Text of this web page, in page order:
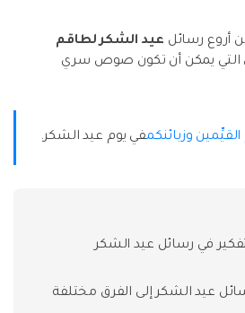
رسائل عيد الشكر لطاقم
التي يمكن أن تكون صوص سري
القيِّمين وزبائنكمفي يوم عيد الشكر.
1: 6 التفكير في رسائل عيد الشكر